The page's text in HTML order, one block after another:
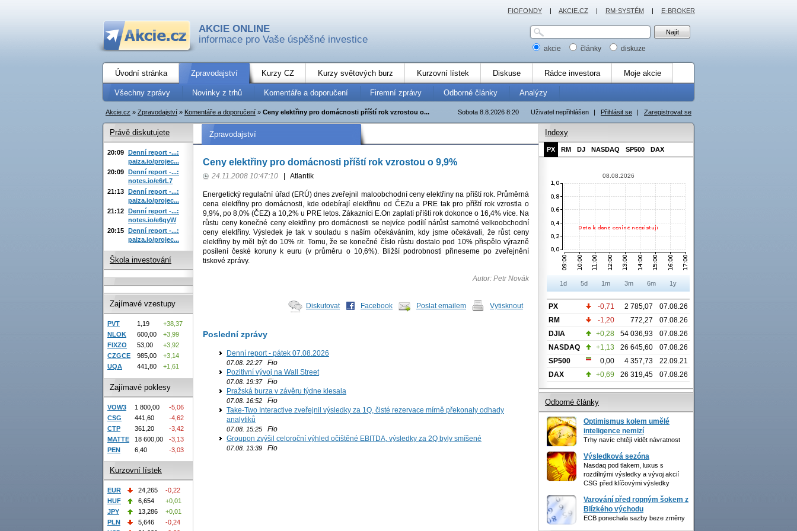
AKCIE ONLINE
informace pro Vaše úspěšné investice
akcie články diskuze
Úvodní stránka Zpravodajství Kurzy CZ Kurzy světových burz Kurzovní lístek Diskuse Rádce investora Moje akcie
Všechny zprávy Novinky z trhů Komentáře a doporučení Firemní zprávy Odborné články Analýzy
Uživatel nepřihlášen | Přihlásit se | Zaregistrovat se
Sobota 8.8.2026 8:20
Akcie.cz » Zpravodajství » Komentáře a doporučení » Ceny elektřiny pro domácnosti příští rok vzrostou o...
Zpravodajství
Ceny elektřiny pro domácnosti příští rok vzrostou o 9,9%
24.11.2008 10:47:10 Atlantik
Energetický regulační úřad (ERÚ) dnes zveřejnil maloobchodní ceny elektřiny na příští rok. Průměrná
cena elektřiny pro domácnosti, kde odebírají elektřinu od ČEZu a PRE tak pro příští rok vzrostla o
9,9%, po 8,0% (ČEZ) a 10,2% u PRE letos. Zákazníci E.On zaplatí příští rok dokonce o 16,4% více. Na
růstu ceny konečné ceny elektřiny pro domácnosti se nejvíce podílí nárůst samotné velkoobchodní
ceny elektřiny. Výsledek je tak v souladu s naším očekáváním, kdy jsme očekávali, že růst ceny
elektřiny by měl být do 10% r/r. Tomu, že se konečné číslo růstu dostalo pod 10% přispělo výrazně
posílení české koruny k euru (v průměru o 10,6%). Bližší podrobnosti přineseme po zveřejnění
tiskové zprávy.
Autor: Petr Novák
Diskutovat Facebook Poslat emailem Vytisknout
Poslední zprávy
Denní report - pátek 07.08.2026
07.08. 22:27Fio
Pozitivní vývoj na Wall Street
07.08. 19:37Fio
Pražská burza v závěru týdne klesala
07.08. 16:52 Fio
Take-Two Interactive zveřejnil výsledky za 1Q, čisté rezervace mírně překonaly odhady
analytiků
07.08. 15:25 Fio
Groupon zvýšil celoroční výhled očištěné EBITDA, výsledky za 2Q byly smíšené
07.08. 13:39 Fio
Právě diskutujete
20:09 Denní report -...:
paiza.io/projec...
20:09 Denní report -...:
notes.io/e6rL7
21:13 Denní report -...:
paiza.io/projec...
21:12 Denní report -...:
notes.io/e6qyW
20:15 Denní report -...:
paiza.io/projec...
Škola investování
Zajímavé vzestupy
PVT 1,19
+38,37
NLOK
600,00
+3,99
FIXZO
53,00
+3,92
CZGCE
985,00
+3,14
UQA
441,80 +1,61
Zajímavé poklesy
VOW3 1 800,00
-5,06
CSG
441,60
-4,62
CTP
361,20
-3,42
MATTE
18 600,00
-3,13
PEN
6,40 -3,03
Kurzovní lístek
EUR 24,265
-0,22
HUF
6,654
+0,01
JPY
13,286
+0,01
PLN
5,646
-0,24
Indexy
PX RM DJ NASDAQ SP500 DAX
08.08.2026
1d 5d 1m 3m 6m 1y
PX -0,71 2 785,07
07.08.26
RM
-1,20 772,27
07.08.26
DJIA
+0,28 54 036,93
07.08.26
NASDAQ
+1,13 26 645,60
07.08.26
SP500
0,00 4 357,73
22.09.21
DAX
+0,69 26 319,45 07.08.26
Odborné články
Optimismus kolem umělé
inteligence nemizí
Trhy navíc chtějí vidět návratnost
Výsledková sezóna
Nasdaq pod tlakem, luxus s
rozdílnými výsledky a vývoj akcií
CSG před klíčovými výsledky
Varování před ropným šokem z
Blízkého východu
ECB ponechala sazby beze změny
FIOFONDY | AKCIE.CZ | RM-SYSTÉM | E-BROKER